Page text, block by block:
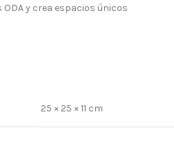
y crea espacios únicos
25 × 25 × 11 cm